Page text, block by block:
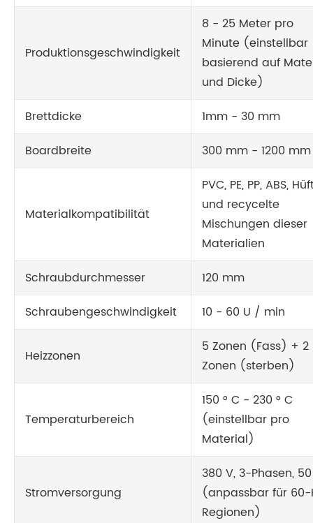
Produktionsgeschwindigkeit
8 - 25 Meter pro
Minute (einstellbar
basierend auf
und Dicke)
Brettdicke
1mm - 30 mm
Boardbreite
300 mm - 1200 mm
Materialkompatibilität
PVC, PE, PP, ABS,
und recycelte
Mischungen dieser
Materialien
Schraubdurchmesser
120 mm
Schraubengeschwindigkeit
10 - 60 U / min
Heizzonen
5 Zonen (Fass) + 2
Zonen (sterben)
Temperaturbereich
150 ° C - 230 ° C
(einstellbar pro
Material)
Stromversorgung
380 V, 3-Phasen,
(anpassbar für 60-
Regionen)